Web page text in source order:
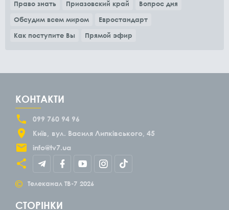
Право знать
Приазовский край
Вопрос дня
Обсудим всем миром
Евростандарт
Как поступите Вы
Прямой эфир
КОНТАКТИ
099 760 94 96
Київ
вул. Василя Липківського, 45
info@tv7.ua
© Телеканал ТВ-7 2026
СТОРІНКИ